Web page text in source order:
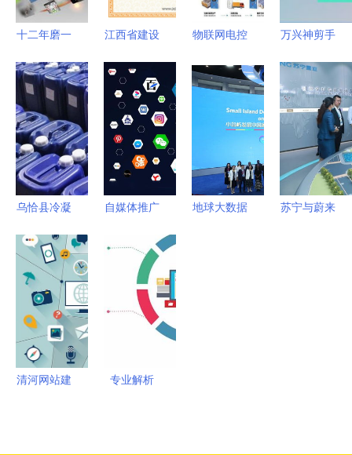
十二年磨一
睿科技全网
推广，革新
口碑营销服
务模式立行
业标杆
江西省建设
广项目证书
助力绿色建
筑创新 重
庆孚瓯绿建
科技与九正
物联网技术
践
物联网电控
广困境到小
爆发的蜕变
之路
万兴神剪手
春化市场与
物联网新机
遇
乌恰县冷凝
剂订制 优
化微生物环
境与应用服
务解析
自媒体推广
做？教你10
个内部技
巧，打响应
用服务品牌
地球大数据
苏宁与蔚来
清河网站建
专业解析